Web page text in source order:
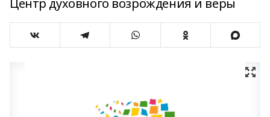
Центр духовного возрождения и веры